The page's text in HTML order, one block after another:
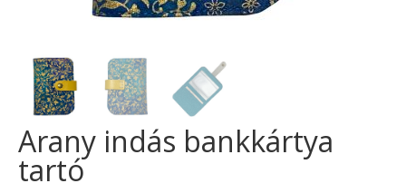
Tolltartók
Mobiltelefon tartók
Tote bag
Piactér
Arany indás bankkártya
tartó